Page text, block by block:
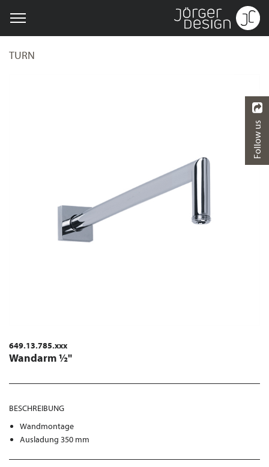
TURN
649.13.785.xxx
Wandarm ½"
BESCHREIBUNG
Wandmontage
Ausladung 350 mm
Follow us